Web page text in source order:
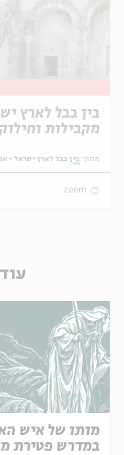
בין בבל לארץ
מקבילות
מתוך: בין בבל לארץ ישראל -
zoom
מותו של איש
במדרש פטירת